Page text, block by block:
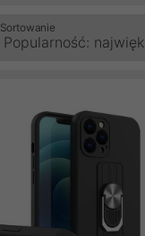
Sortowanie